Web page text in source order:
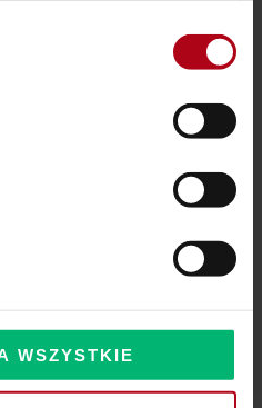
WSZYSTKIE
Pieniędzy?
– zbliża się wielka zmiana!